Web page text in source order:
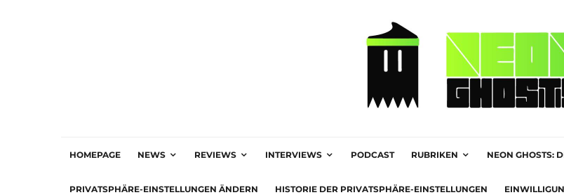
HOMEPAGE NEWS REVIEWS INTERVIEWS PODCAST RUBRIKEN NEON GHOSTS:
PRIVATSPHÄRE-EINSTELLUNGEN ÄNDERN HISTORIE DER PRIVATSPHÄRE-EINSTELLUNGEN